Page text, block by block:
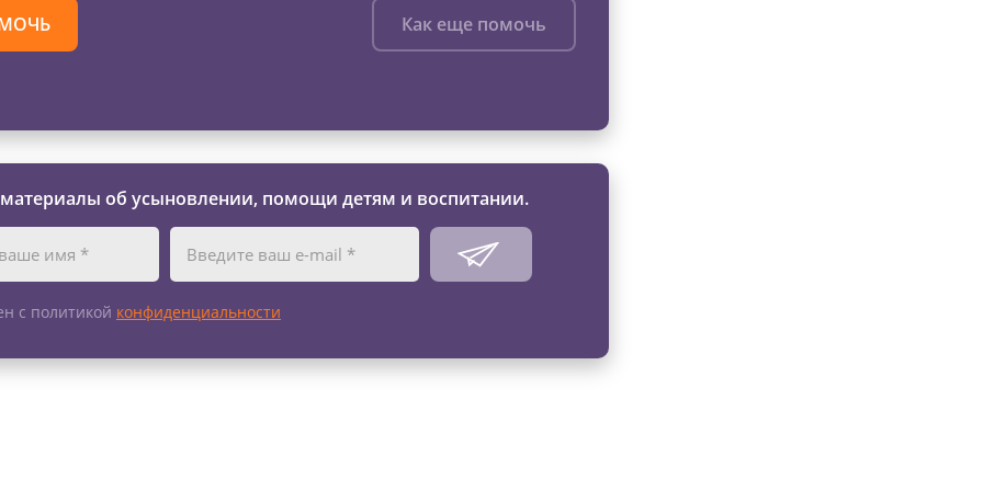
Как еще помочь
об усыновлении, помощи детям и воспитании.
с политикой конфиденциальности